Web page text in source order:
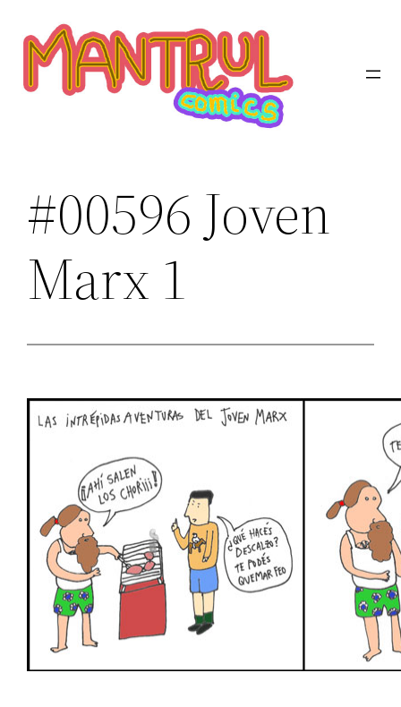
contenido
#00596 Joven
Marx 1